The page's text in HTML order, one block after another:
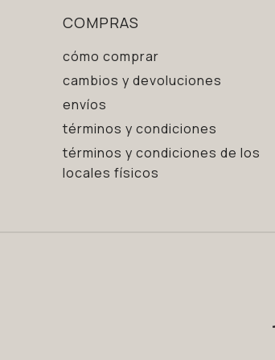
COMPRAS
cómo comprar
cambios y devoluciones
envíos
términos y condiciones
términos y condiciones de los
locales físicos